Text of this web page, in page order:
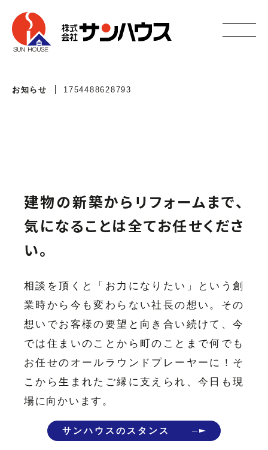
お知らせ 1754488628793
建物の新築からリフォームまで、
気になることは全てお任せくださ
い。
相談を頂くと「お力になりたい」という創
業時から今も変わらない社長の想い。その
想いでお客様の要望と向き合い続けて、今
では住まいのことから町のことまで何でも
お任せのオールラウンドプレーヤーに！そ
こから生まれたご縁に支えられ、今日も現
場に向かいます。
サンハウスのスタンス